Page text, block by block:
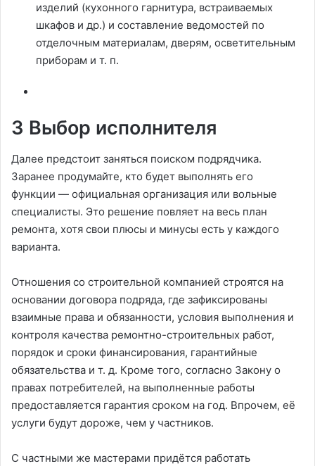
изделий (кухонного гарнитура, встраиваемых
шкафов и др.) и составление ведомостей по
отделочным материалам, дверям, осветительным
приборам и т. п.
3 Выбор исполнителя
Далее предстоит заняться поиском подрядчика.
Заранее продумайте, кто будет выполнять его
функции — официальная организация или вольные
специалисты. Это решение повляет на весь план
ремонта, хотя свои плюсы и минусы есть у каждого
варианта.
Отношения со строительной компанией строятся на
основании договора подряда, где зафиксированы
взаимные права и обязанности, условия выполнения и
контроля качества ремонтно-строительных работ,
порядок и сроки финансирования, гарантийные
обязательства и т. д. Кроме того, согласно Закону о
правах потребителей, на выполненные работы
предоставляется гарантия сроком на год. Впрочем, её
услуги будут дороже, чем у частников.
С частными же мастерами придётся работать